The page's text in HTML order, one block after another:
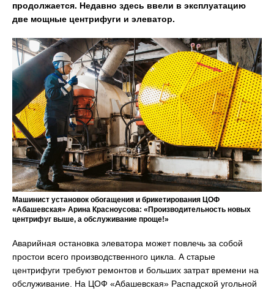
продолжается. Недавно здесь ввели в эксплуатацию
две мощные центрифуги и элеватор.
Машинист установок обогащения и брикетирования ЦОФ
«Абашевская» Арина Красноусова: «Производительность новых
центрифуг выше, а обслуживание проще!»
Аварийная остановка элеватора может повлечь за собой
простои всего производственного цикла. А старые
центрифуги требуют ремонтов и больших затрат времени на
обслуживание. На ЦОФ «Абашевская» Распадской угольной